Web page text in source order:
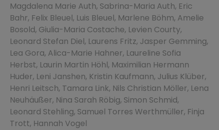
Magdalena Marie Auth, Sabrina-Maria Auth, Eric
Bahr, Felix Bleuel, Luis Bleuel, Marlene Böhm, Amelie
Bosold, Giulia-Maria Costache, Levien Courty,
Leonard Stefan Diel, Laurens Fritz, Jasper Gemming,
Lea Gora, Alica-Marie Hahner, Laureline Sofia
Herbst, Laurin Martin Höhl, Maximilian Hermann
Huder, Leni Janshen, Kristin Kaufmann, Julius Klüber,
Henri Leitsch, Tamara Link, Nils Christian Möller, Lena
Neuhäußer, Nina Sarah Röbig, Simon Schmid,
Leonard Stehling, Samuel Torres Werthmüller, Finja
Trott, Hannah Vogel